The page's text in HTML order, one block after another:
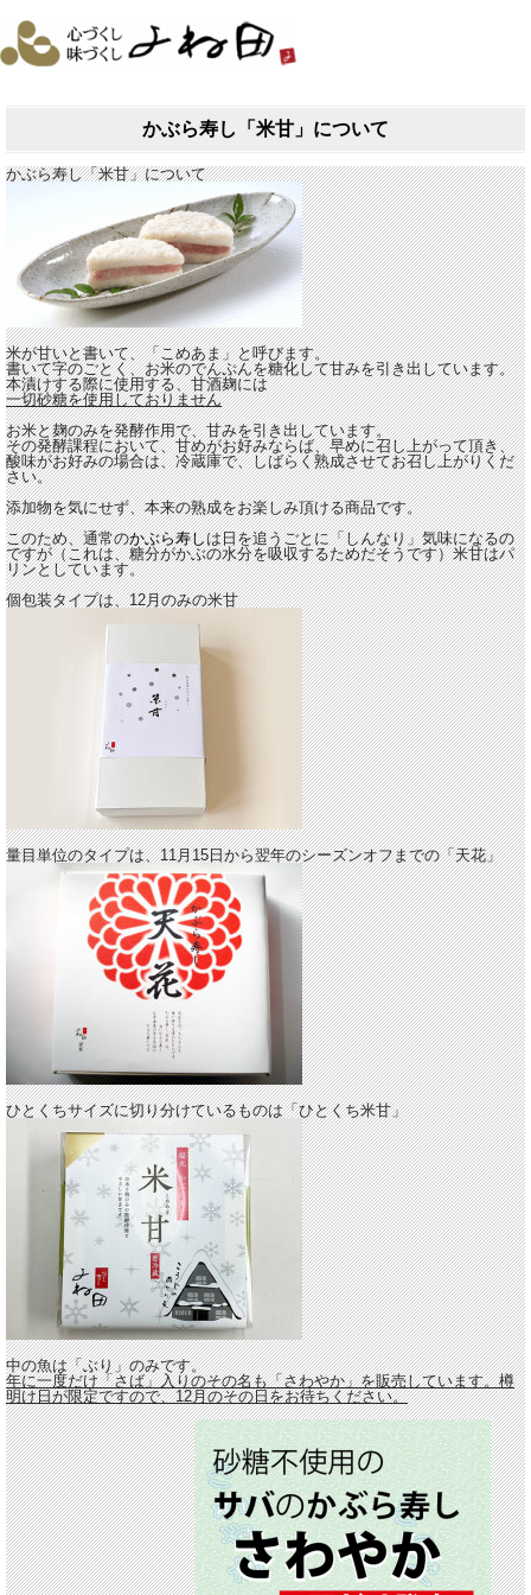
かぶら寿し「米甘」について
かぶら寿し「米甘」について
米が甘いと書いて、「こめあま」と呼びます。
書いて字のごとく、お米のでんぷんを糖化して甘みを引き出しています。
本漬けする際に使用する、甘酒麹には
一切砂糖を使用しておりません
お米と麹のみを発酵作用で、甘みを引き出しています。
その発酵課程において、甘めがお好みならば、早めに召し上がって頂き、
酸味がお好みの場合は、冷蔵庫で、しばらく熟成させてお召し上がりくだ
さい。
添加物を気にせず、本来の熟成をお楽しみ頂ける商品です。
このため、通常のかぶら寿しは日を追うごとに「しんなり」気味になるの
ですが（これは、糖分がかぶの水分を吸収するためだそうです）米甘はパ
リンとしています。
個包装タイプは、12月のみの米甘
量目単位のタイプは、11月15日から翌年のシーズンオフまでの「天花」
ひとくちサイズに切り分けているものは「ひとくち米甘」
中の魚は「ぶり」のみです。
年に一度だけ「さば」入りのその名も「さわやか」を販売しています。樽
明け日が限定ですので、12月のその日をお待ちください。